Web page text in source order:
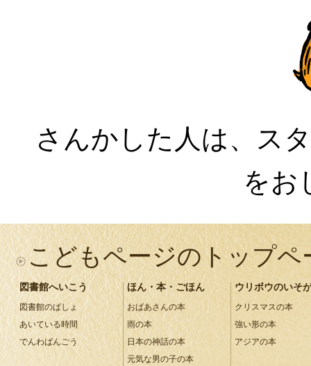
さんかした人は、ス
をお
こどもページのトップペ
図書館へいこう
図書館のばしょ
あいている時間
でんわばんごう
ほん・本・ごほん
おばあさんの本
雨の本
日本の神話の本
元気な男の子の本
ウリボウのいそ
クリスマスの本
強い形の本
アジアの本